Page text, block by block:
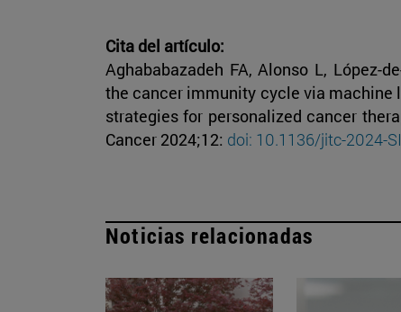
Cita del artículo:
Aghababazadeh FA, Alonso L, López-
the cancer immunity cycle via machine
strategies for personalized cancer
Cancer 2024;12: doi: 10.1136/jitc-2024-
Noticias relacionadas